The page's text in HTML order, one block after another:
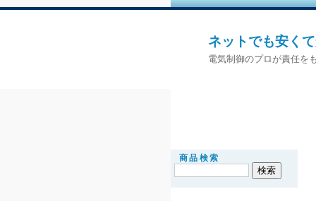
ネットでも安く
電気制御のプロが責任を
商品検索